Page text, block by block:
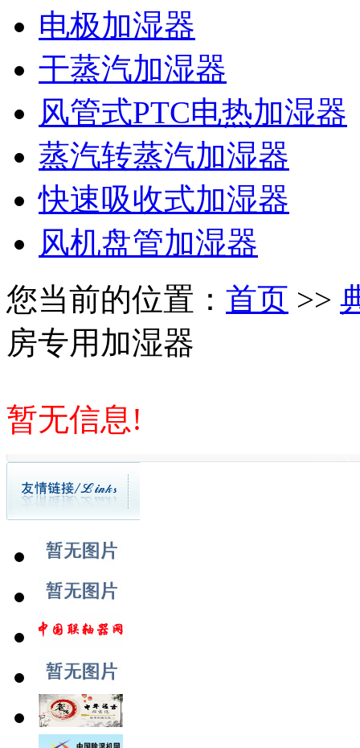
电极加湿器
干蒸汽加湿器
风管式PTC电热加湿器
蒸汽转蒸汽加湿器
快速吸收式加湿器
风机盘管加湿器
您当前的位置： 首页 >>
房专用加湿器
暂无信息!